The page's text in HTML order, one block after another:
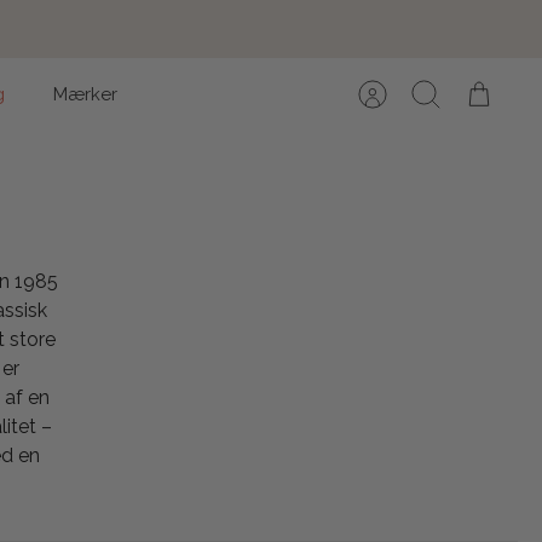
Mærker Konto Søg Kurv
1985
store
en
–
en